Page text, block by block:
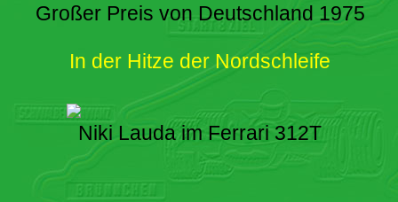
Großer Preis von Deutschland 1975
In der Hitze der Nordschleife
Niki Lauda im Ferrari 312T